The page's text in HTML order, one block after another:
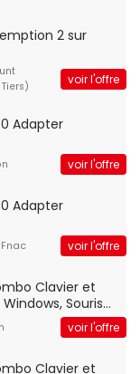
2 sur
voir l'offre
Adapter
voir l'offre
Adapter
voir l'offre
Clavier et
Souris
USB Plug
Taille voir l'offre
Clavier et